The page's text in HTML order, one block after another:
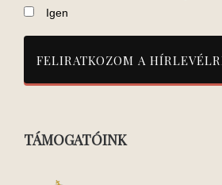
Igen
TÁMOGATÓINK